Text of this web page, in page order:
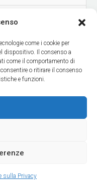
come i cookie per
dispositivo. Il consenso a
come il comportamento di
o ritirare il consenso
e funzioni.
sulla Privacy